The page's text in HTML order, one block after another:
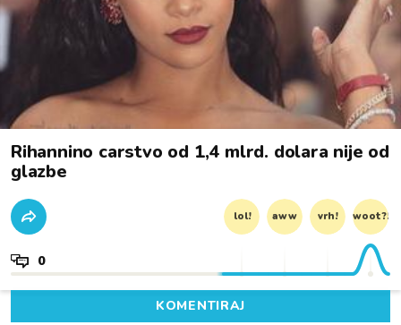
Rihannino carstvo od 1,4 mlrd. dolara nije od
glazbe
lol! aww vrh! woot?!
0
KOMENTIRAJ